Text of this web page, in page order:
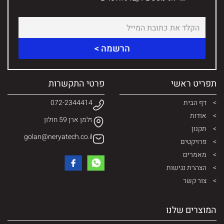
תפריט ראשי
דף הבית
אודות
תקנון
פרויקטים
מאמרים
הצהרת נגישות
צור קשר
המוצרים שלנו
פרטי התקשרות
072-2344414
זלמן ארן 59 חולון
golan@neryatech.co.il